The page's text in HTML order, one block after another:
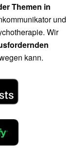
Themen in
und
Wir
kann.